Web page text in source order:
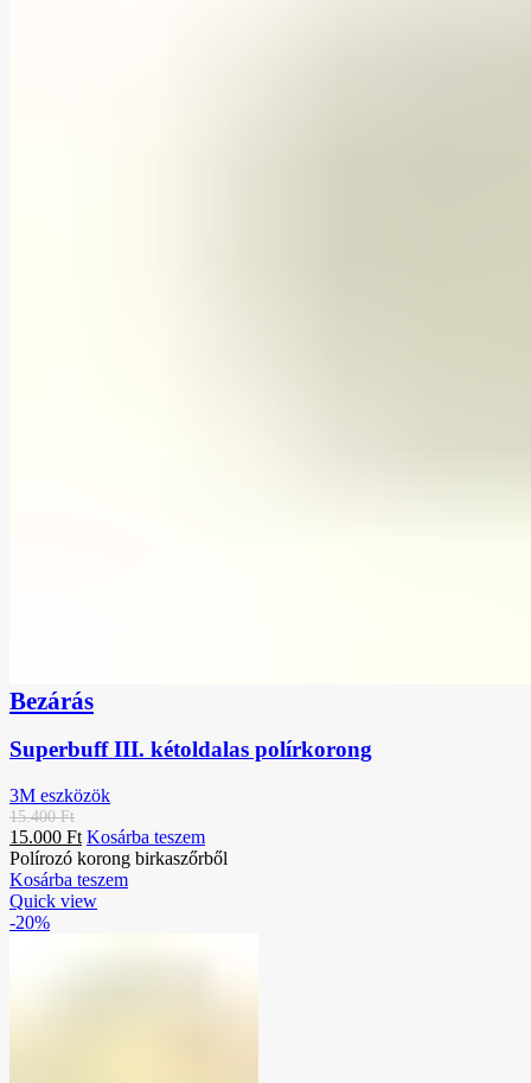
Bezárás
Superbuff III. kétoldalas polírkorong
3M eszközök
15.400Ft
15.000 Ft Kosárba teszem
Polírozó korong birkaszőrből
Kosárba teszem
Quick view
-20%